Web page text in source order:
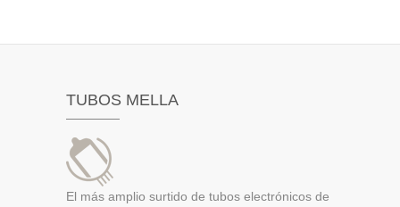
TUBOS MELLA
El más amplio surtido de tubos electrónicos de